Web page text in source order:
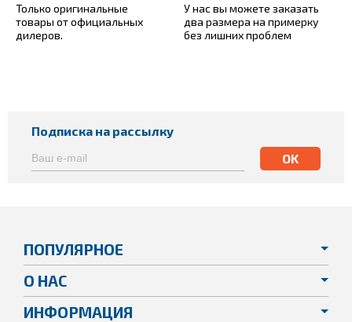
Только оригинальные
товары от официальных
дилеров.
У нас вы можете заказать
два размера на примерку
без лишних проблем
Подписка на рассылку
ПОПУЛЯРНОЕ
О НАС
ИНФОРМАЦИЯ